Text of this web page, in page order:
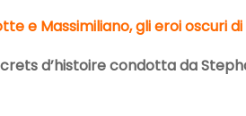
e Massimiliano, gli eroi oscuri
d’histoire condotta da